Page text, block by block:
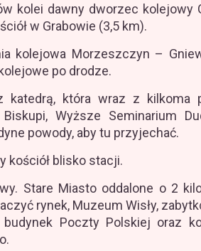
kolei dawny dworzec kolejowy
w Grabowie (3,5 km).
kolejowa Morzeszczyn –
po drodze.
która wraz z kilkoma
Wyższe Seminarium
powody, aby tu przyjechać.
kościół blisko stacji.
Stare Miasto oddalone o 2
rynek, Muzeum Wisły,
Poczty Polskiej oraz